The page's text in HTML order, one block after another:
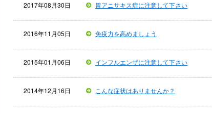
2017年08月30日 胃アニサキス症に注意して下さい
2016年11月05日 免疫力を高めましょう
2015年01月06日 インフルエンザに注意して下さい
2014年12月16日 こんな症状はありませんか？